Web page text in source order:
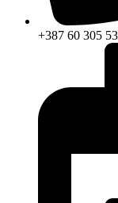
+387 60 305